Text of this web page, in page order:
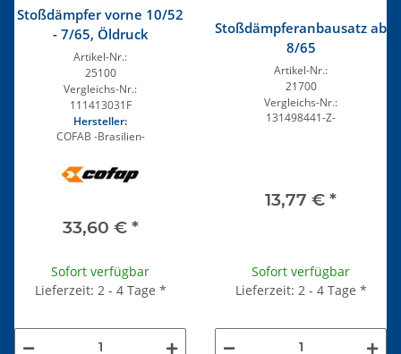
Stoßdämpfer vorne 10/52
- 7/65, Öldruck
Artikel-Nr.:
25100
Vergleichs-Nr.:
111413031F
Hersteller:
COFAB -Brasilien-
33,60 € *
Sofort verfügbar
Lieferzeit: 2 - 4 Tage *
Stoßdämpferanbausatz ab
8/65
Artikel-Nr.:
21700
Vergleichs-Nr.:
131498441-Z-
13,77 € *
Sofort verfügbar
Lieferzeit: 2 - 4 Tage *